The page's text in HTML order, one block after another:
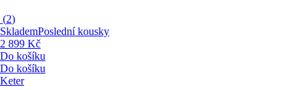
(2)
SklademPoslední kousky
2 899 Kč
Do košíku
Do košíku
Keter